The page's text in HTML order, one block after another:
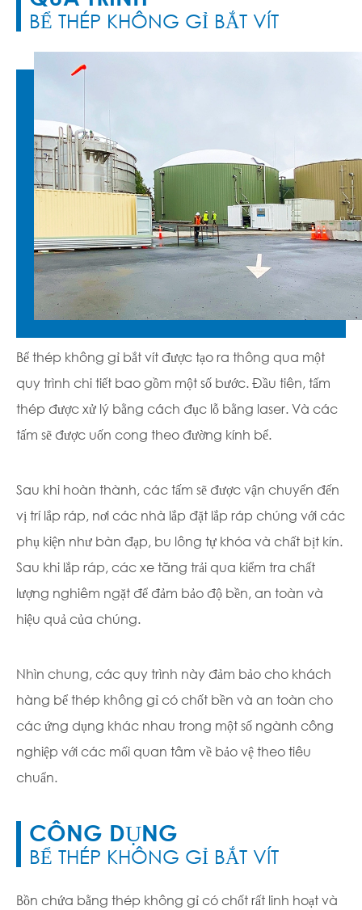
BỂ THÉP KHÔNG GỈ BẮT VÍT
Bể thép không gỉ bắt vít được tạo ra thông qua một
quy trình chi tiết bao gồm một số bước. Đầu tiên, tấm
thép được xử lý bằng cách đục lỗ bằng laser. Và các
tấm sẽ được uốn cong theo đường kính bể.
Sau khi hoàn thành, các tấm sẽ được vận chuyển đến
vị trí lắp ráp, nơi các nhà lắp đặt lắp ráp chúng với các
phụ kiện như bàn đạp, bu lông tự khóa và chất bịt kín.
Sau khi lắp ráp, các xe tăng trải qua kiểm tra chất
lượng nghiêm ngặt để đảm bảo độ bền, an toàn và
hiệu quả của chúng.
Nhìn chung, các quy trình này đảm bảo cho khách
hàng bể thép không gỉ có chốt bền và an toàn cho
các ứng dụng khác nhau trong một số ngành công
nghiệp với các mối quan tâm về bảo vệ theo tiêu
chuẩn.
CÔNG DỤNG
BỂ THÉP KHÔNG GỈ BẮT VÍT
Bồn chứa bằng thép không gỉ có chốt rất linh hoạt và